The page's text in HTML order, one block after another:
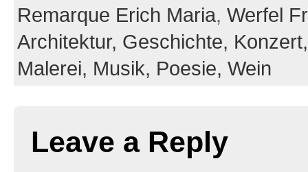
Remarque Erich Maria, Werfel
Architektur, Geschichte,
Malerei, Musik, Poesie, Wein
Leave a Reply